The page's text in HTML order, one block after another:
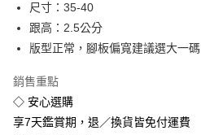
悠遊付
Google Pay
全盈+PAY
運送方式
尺寸：35-40
跟高：2.5公分
版型正常，腳板偏寬建議選大一碼
銷售重點
◇ 安心選購
享7天鑑賞期，退／換貨皆免付運費